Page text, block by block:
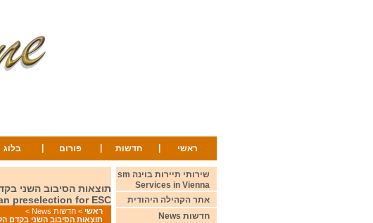
ראשי חדשות פורום בלוג
preselection for ESC
ראשי > חדשות News
>
שירותי תיירות בוינה sm
Services in Vienna
אתר הקהילה היהודית
חדשות News